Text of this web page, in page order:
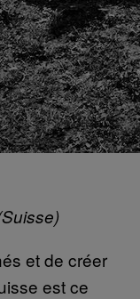
et de créer
est ce